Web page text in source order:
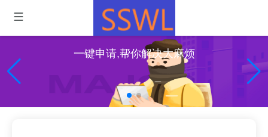
一键申请,帮你解决大麻烦